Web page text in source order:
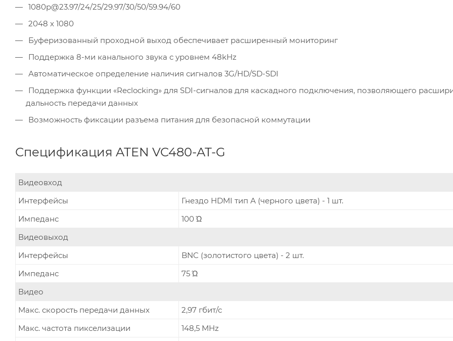
1080p@23.97/24/25/29.97/30/50/59.94/60
2048 x 1080
Буферизованный проходной выход обеспечивает расширенный мониторинг
Поддержка 8-ми канального звука с уровнем 48kHz
Автоматическое определение наличия сигналов 3G/HD/SD-SDI
Поддержка функции «Reclocking» для SDI-сигналов для каскадного подключения, позволяющего
дальность передачи данных
Возможность фиксации разъема питания для безопасной коммутации
Спецификация ATEN VC480-AT-G
Видеовход
Интерфейсы
Гнездо HDMI тип А (черного цвета) - 1 шт.
Импеданс
100 Ώ
Видеовыход
Интерфейсы
BNC (золотистого цвета) - 2 шт.
Импеданс
75 Ώ
Видео
Макс. скорость передачи данных
2,97 гбит/с
Макс. частота пикселизации
148,5 MHz